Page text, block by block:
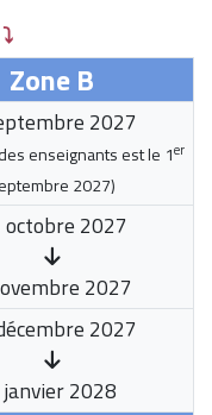
Zone B
2027
enseignants est le 1er
2027)
octobre 2027
2027
2027
2028